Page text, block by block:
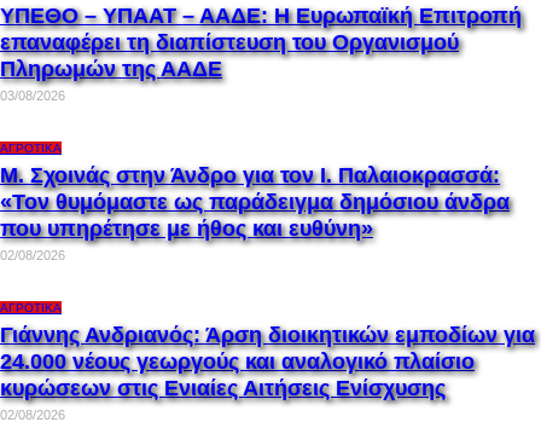
ΥΠΕΘΟ – ΥΠΑΑΤ – ΑΑΔΕ: H Ευρωπαϊκή Επιτροπή
επαναφέρει τη διαπίστευση του Οργανισμού
Πληρωμών της ΑΑΔΕ
03/08/2026
ΑΓΡΟΤΙΚΆ
Μ. Σχοινάς στην Άνδρο για τον Ι. Παλαιοκρασσά:
«Τον θυμόμαστε ως παράδειγμα δημόσιου άνδρα
που υπηρέτησε με ήθος και ευθύνη»
02/08/2026
ΑΓΡΟΤΙΚΆ
Γιάννης Ανδριανός: Άρση διοικητικών εμποδίων για
24.000 νέους γεωργούς και αναλογικό πλαίσιο
κυρώσεων στις Ενιαίες Αιτήσεις Ενίσχυσης
02/08/2026